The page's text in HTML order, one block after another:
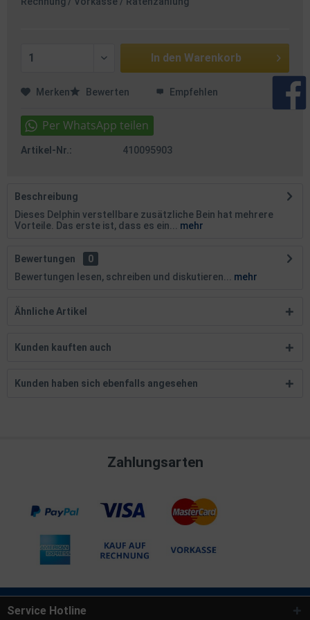
In den Warenkorb
Merken Bewerten Empfehlen
Artikel-Nr.: 410095903
Beschreibung
Dieses Delphin verstellbare zusätzliche Bein hat mehrere
Vorteile. Das erste ist, dass es ein...
mehr
Bewertungen
0
Bewertungen lesen, schreiben und diskutieren...
mehr
Ähnliche Artikel
Kunden kauften auch
Kunden haben sich ebenfalls angesehen
Zahlungsarten
Service Hotline